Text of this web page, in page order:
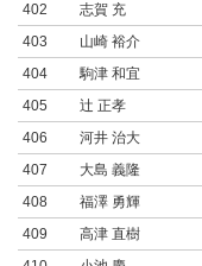
402
志賀 充
403
山崎 裕介
404
駒津 和宜
405
辻 正孝
406
河井 治大
407
大島 義隆
408
福澤 勇輝
409
高津 直樹